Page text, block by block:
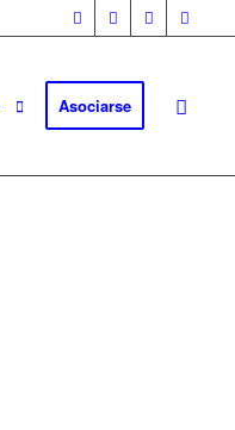
Asociarse